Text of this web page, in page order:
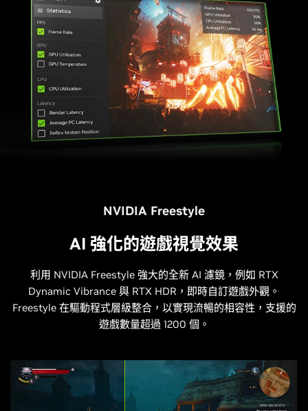
NVIDIA Freestyle
AI 強化的遊戲視覺效果
利用 NVIDIA Freestyle 強大的全新 AI 濾鏡，例如 RTX
Dynamic Vibrance 與 RTX HDR，即時自訂遊戲外觀。
Freestyle 在驅動程式層級整合，以實現流暢的相容性，支援的
遊戲數量超過 1200 個。